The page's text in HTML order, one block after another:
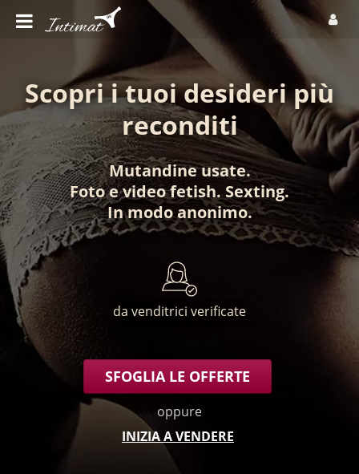
Scopri i tuoi desideri più
reconditi
Mutandine usate.
Fotoevideo fetish. Sexting.
In modo anonimo.
da venditrici verificate
SFOGLIA LE OFFERTE
oppure
INIZIA A VENDERE